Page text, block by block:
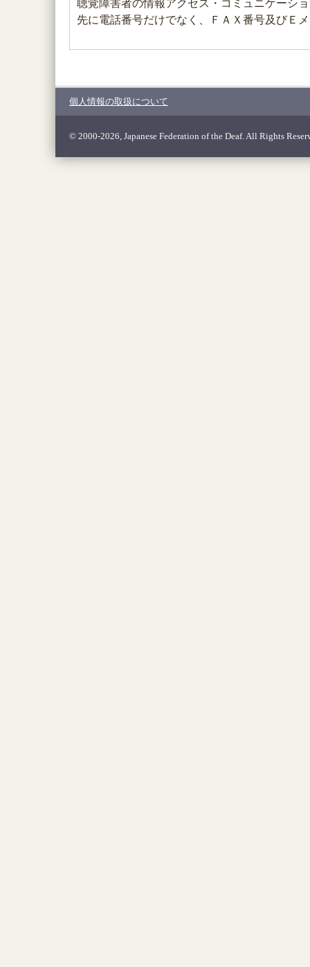
聴覚障害者の情報アクセス・コミュニケーシ
先に電話番号だけでなく、ＦＡＸ番号及びＥ
個人情報の取扱について
© 2000-2026, Japanese Federation of the Deaf. All Rights